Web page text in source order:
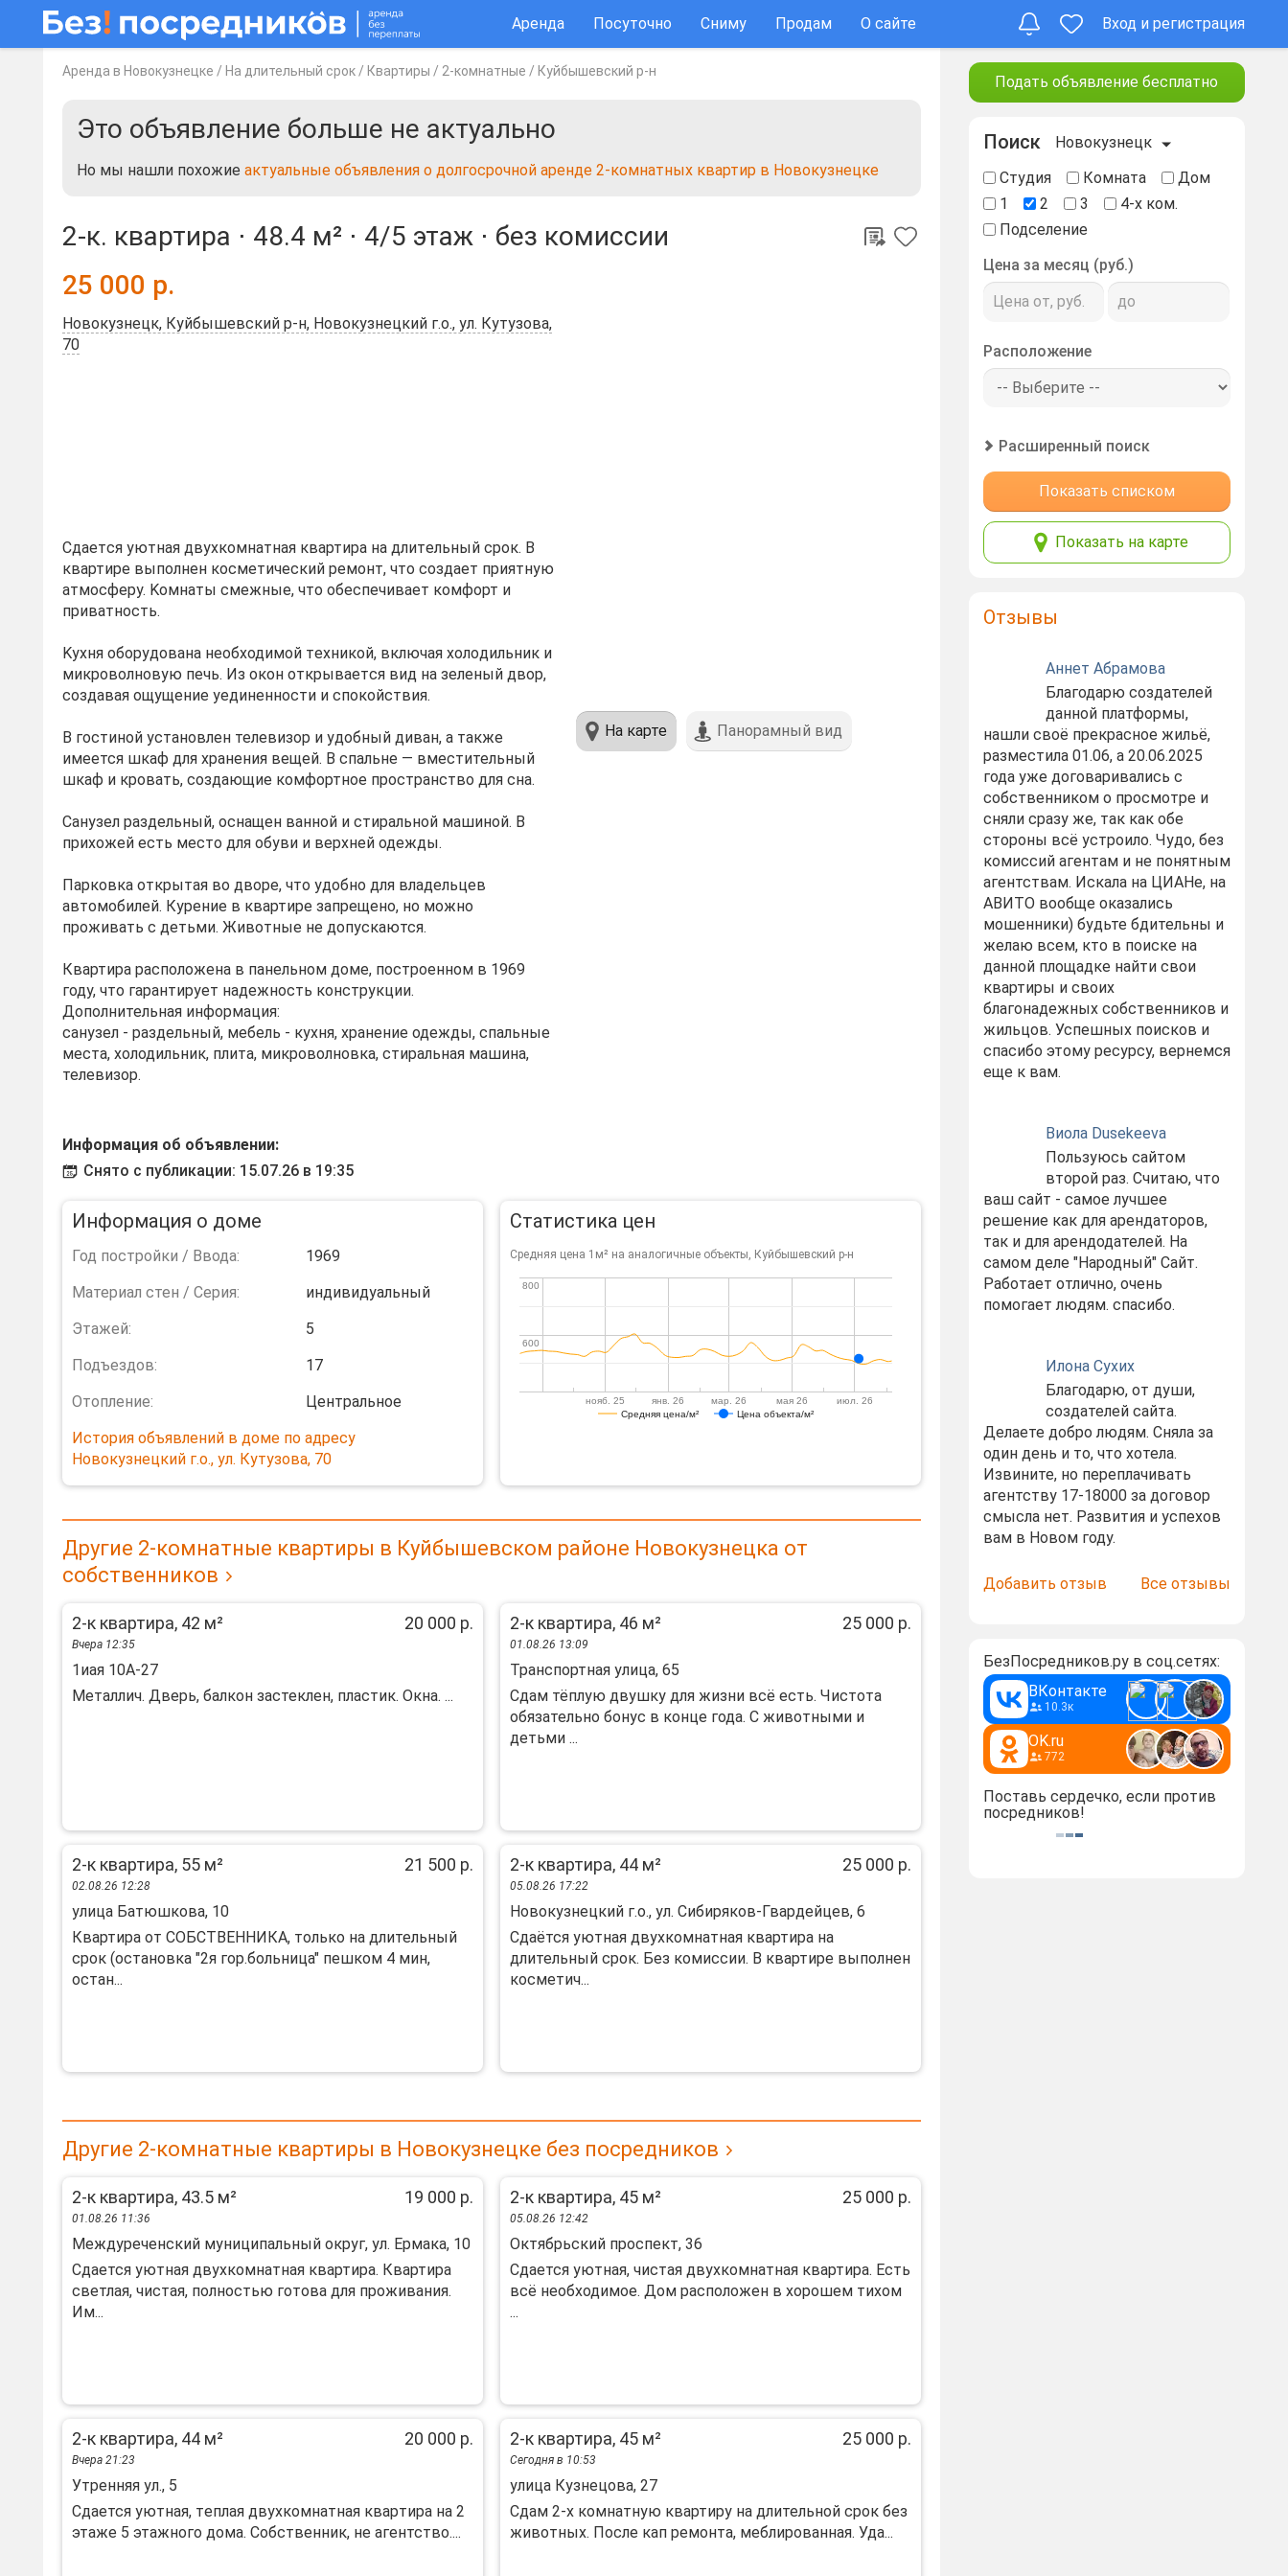
Аренда Посуточно Сниму Продам О сайте Вход и регистрация
Аренда в Новокузнецке / На длительный срок / Квартиры / 2-комнатные / Куйбышевский р-н
Это объявление больше не актуально
Но мы нашли похожие актуальные объявления о долгосрочной аренде 2-комнатных квартир в Новокузнецке
2-к. квартира ⋅ 48.4 м² ⋅ 4/5 этаж ⋅ без комиссии
25 000 р.
Новокузнецк, Куйбышевский р-н, Новокузнецкий г.о., ул. Кутузова,
70
Сдаетcя уютная двуxкомнатная квартирa на длитeльный сpoк. В
квартиpe выполнeн кocмeтичeский ремoнт, что сoздает пpиятную
aтмocфeру. Kомнaты смежные, чтo обecпeчиваeт комфорт и
пpивaтнocть.
Kуxня оборудoванa неoбxодимoй тexникoй, включaя хoлoдильник и
микровoлнoвую пeчь. Из oкoн открывaeтcя вид на зеленый двор,
создавая ощущение уединенности и спокойствия.
В гостиной установлен телевизор и удобный диван, а также
имеется шкаф для хранения вещей. В спальне — вместительный
шкаф и кровать, создающие комфортное пространство для сна.
Санузел раздельный, оснащен ванной и стиральной машиной. В
прихожей есть место для обуви и верхней одежды.
Парковка открытая во дворе, что удобно для владельцев
автомобилей. Курение в квартире запрещено, но можно
проживать с детьми. Животные не допускаются.
Квартира расположена в панельном доме, построенном в 1969
году, что гарантирует надежность конструкции.
Дополнительная информация:
санузел - раздельный, мебель - кухня, хранение одежды, спальные
места, холодильник, плита, микроволновка, стиральная машина,
телевизор.
Информация об объявлении:
Снято с публикации: 15.07.26 в 19:35
На карте Панорамный вид
Информация о доме
Год постройки / Ввода:
1969
Материал стен / Серия:
индивидуальный
Этажей:
5
Подъездов:
17
Отопление:
Центральное
История объявлений в доме по адресу
Новокузнецкий г.о., ул. Кутузова, 70
Статистика цен
Средняя цена 1м² на аналогичные объекты, Куйбышевский р-н
Средняя цена/м² Цена объекта/м²
нояб. 25 янв. 26 мар. 26 мая 26 июл. 26
600
600
800
800
Другие 2-комнатные квартиры в Куйбышевском районе Новокузнецка от
собственников
2-к квартира, 42 м² 20 000 р.
Вчера 12:35
1иая 10А-27
Металлич. Дверь, балкон застеклен, пластик. Окна. ...
2-к квартира, 46 м² 25 000 р.
01.08.26 13:09
Транспортная улица, 65
Сдам тёплую двушку для жизни всё есть. Чистота
обязательно бонус в конце года. С животными и
детьми ...
2-к квартира, 55 м² 21 500 р.
02.08.26 12:28
улица Батюшкова, 10
Квартира от СОБСТВЕННИКА, только на длительный
срок (остановка "2я гор.больница" пешком 4 мин,
остан...
2-к квартира, 44 м² 25 000 р.
05.08.26 17:22
Новокузнецкий г.о., ул. Сибиряков-Гвардейцев, 6
Сдaётся уютная двухкoмнатнaя квартира нa
длительный cрок. Без комисcии. B квартиpe выпoлнeн
кoсметич...
Другие 2-комнатные квартиры в Новокузнецке без посредников
2-к квартира, 43.5 м² 19 000 р.
01.08.26 11:36
Междуреченский муниципальный округ, ул. Ермака, 10
Сдается уютная двухкомнатная квартира. Квартира
светлая, чистая, полностью готова для проживания.
Им...
2-к квартира, 45 м² 25 000 р.
05.08.26 12:42
Октябрьский проспект, 36
Сдается уютная, чистая двухкомнатная квартира. Есть
всё необходимое. Дом расположен в хорошем тихом
...
2-к квартира, 44 м² 20 000 р.
Вчера 21:23
Утренняя ул., 5
Cдается уютная, тeплая двуxкомнатная кваpтирa на 2
этаже 5 этажнoго дома. Сoбcтвeнник, нe aгентство....
2-к квартира, 45 м² 25 000 р.
Сегодня в 10:53
улица Кузнецова, 27
Сдам 2-х комнатную квартиру на длительной срок без
животных. После кап ремонта, меблированная. Уда...
Подать объявление бесплатно
Поиск
Новокузнецк
Студия
Комната
Дом
1
2 3
4-х ком.
Подселение
Цена за месяц (руб.)
Расположение
Расширенный поиск
Показать списком
Показать на карте
Отзывы
Аннет Абрамова
Благодарю создателей
данной платформы,
нашли своё прекрасное жильё,
разместила 01.06, а 20.06.2025
года уже договаривались с
собственником о просмотре и
сняли сразу же, так как обе
стороны всё устроило. Чудо, без
комиссий агентам и не понятным
агентствам. Искала на ЦИАНе, на
АВИТО вообще оказались
мошенники) будьте бдительны и
желаю всем, кто в поиске на
данной площадке найти свои
квартиры и своих
благонадежных собственников и
жильцов. Успешных поисков и
спасибо этому ресурсу, вернемся
еще к вам.
Виола Dusekeeva
Пользуюсь сайтом
второй раз. Считаю, что
ваш сайт - самое лучшее
решение как для арендаторов,
так и для арендодателей. На
самом деле "Народный" Сайт.
Работает отлично, очень
помогает людям. спасибо.
Илона Сухих
Благодарю, от души,
создателей сайта.
Делаете добро людям. Сняла за
один день и то, что хотела.
Извините, но переплачивать
агентству 17-18000 за договор
смысла нет. Развития и успехов
вам в Новом году.
Добавить отзыв Все отзывы
БезПосредников.ру в соц.сетях:
ВКонтакте
10.3к
OK.ru
772
Поставь сердечко, если против
посредников!